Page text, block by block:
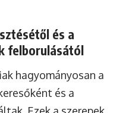
és a
felborulásától
hagyományosan a
és a